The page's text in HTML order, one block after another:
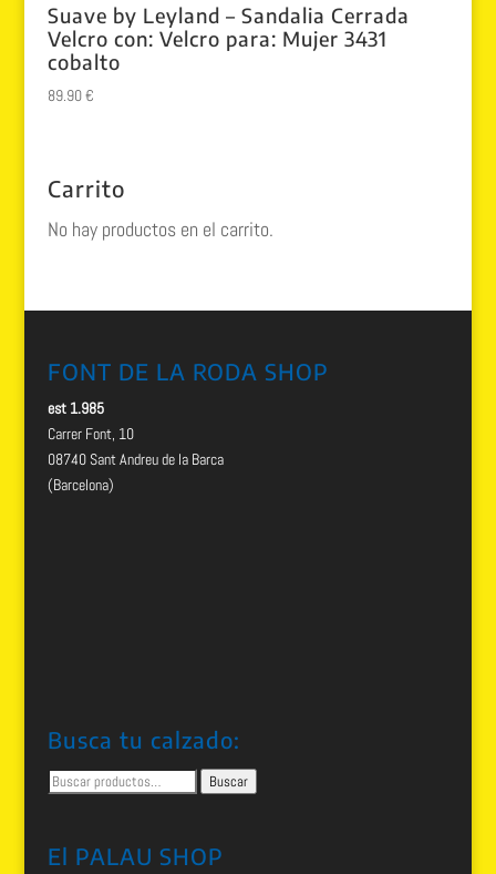
Suave by Leyland – Sandalia Cerrada
Velcro con: Velcro para: Mujer 3431
cobalto
89.90€
Carrito
No hay productos en el carrito.
FONT DE LA RODA SHOP
est 1.985
Carrer Font, 10
08740 Sant Andreu de la Barca
(Barcelona)
Busca tu calzado:
Buscar
por:
Buscar
El PALAU SHOP